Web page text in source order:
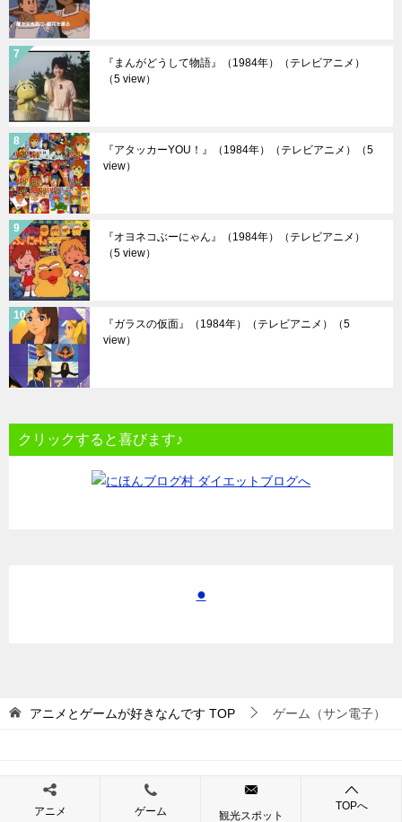
『まんがどうして物語』（1984年）（テレビアニメ）
（5 view）
『アタッカーYOU！』（1984年）（テレビアニメ）
（5
view）
『オヨネコぶーにゃん』（1984年）（テレビアニメ）
（5 view）
『ガラスの仮面』（1984年）（テレビアニメ）
（5
view）
クリックすると喜びます♪
●
アニメとゲームが好きなんです TOP ゲーム（サン電子）
© 2017 アニメとゲームが好きなんです
アニメ ゲーム 観光スポット
TOPへ